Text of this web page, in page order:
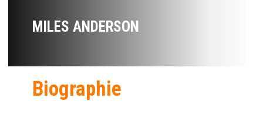
MILES ANDERSON
Biographie